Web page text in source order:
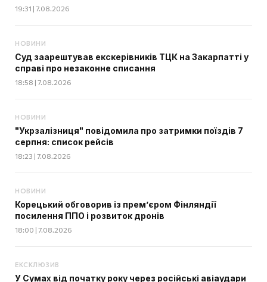
19:31 | 7.08.2026
НОВИНИ
Суд заарештував екскерівників ТЦК на Закарпатті у
справі про незаконне списання
18:58 | 7.08.2026
НОВИНИ
"Укрзалізниця" повідомила про затримки поїздів 7
серпня: список рейсів
18:23 | 7.08.2026
НОВИНИ
Корецький обговорив із прем’єром Фінляндії
посилення ППО і розвиток дронів
18:00 | 7.08.2026
ЕКСКЛЮЗИВ
У Сумах від початку року через російські авіаудари